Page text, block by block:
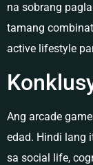
na sobrang
tamang
active lifestyle
Ang arcade
edad. Hindi lang
sa social life,